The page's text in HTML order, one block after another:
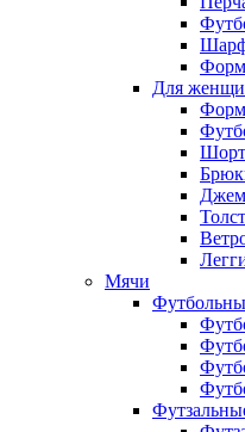
Для
Мячи